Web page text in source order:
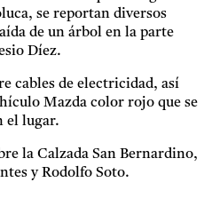
se reportan diversos
de un árbol en la parte
Díez.
cables de electricidad, así
Mazda color rojo que se
el lugar.
la Calzada San Bernardino,
y Rodolfo Soto.